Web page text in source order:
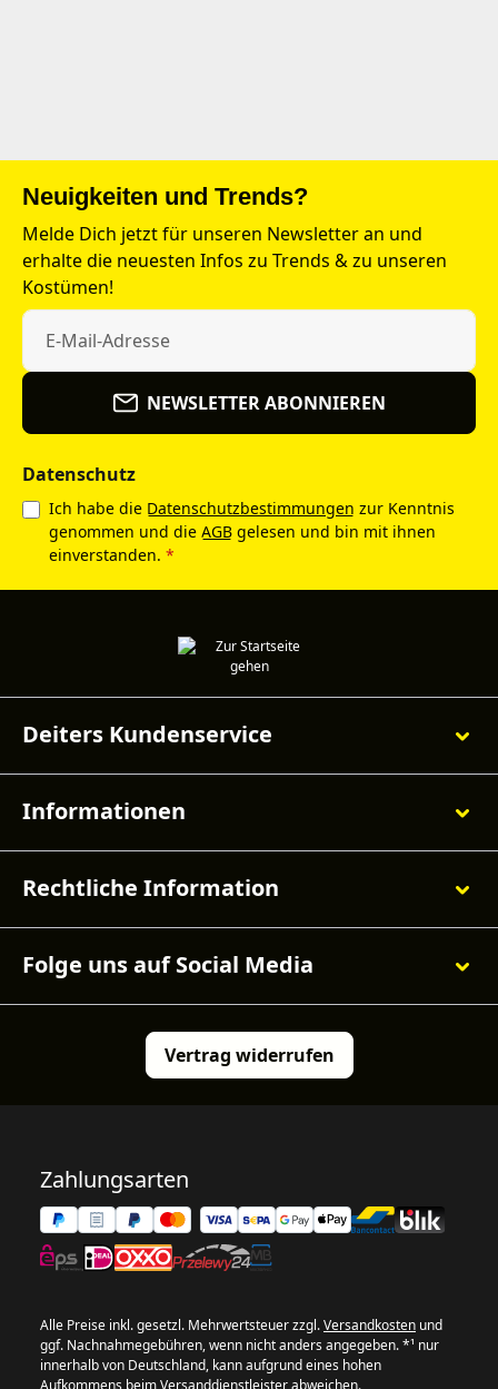
Neuigkeiten und Trends?
Melde Dich jetzt für unseren Newsletter an und
erhalte die neuesten Infos zu Trends & zu unseren
Kostümen!
NEWSLETTER ABONNIEREN
Datenschutz
Ich habe die Datenschutzbestimmungen zur Kenntnis
genommen und die AGB gelesen und bin mit ihnen
einverstanden. *
Deiters Kundenservice
Informationen
Rechtliche Information
Folge uns auf Social Media
Vertrag widerrufen
Zahlungsarten
Alle Preise inkl. gesetzl. Mehrwertsteuer zzgl.Versandkosten und
ggf. Nachnahmegebühren, wenn nicht anders angegeben. *¹ nur
innerhalb von Deutschland, kann aufgrund eines hohen
Aufkommens beim Versanddienstleister abweichen.